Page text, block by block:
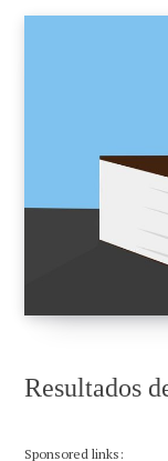
Resultados
Sponsored links: